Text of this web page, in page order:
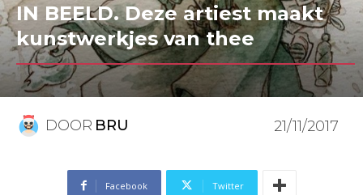
IN BEELD. Deze artiest maakt
kunstwerkjes van thee
DOOR BRU 21/11/2017
Facebook Twitter